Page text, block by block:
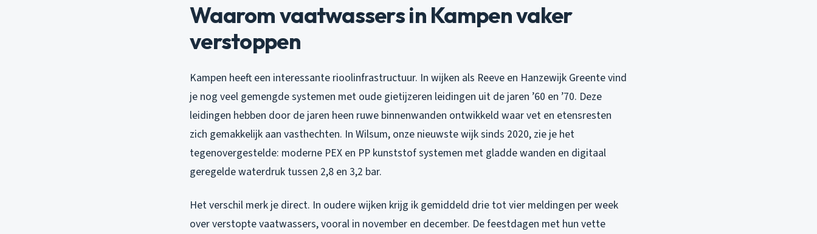
Waarom vaatwassers in Kampen vaker
verstoppen
Kampen heeft een interessante rioolinfrastructuur. In wijken als Reeve en Hanzewijk Greente vind
je nog veel gemengde systemen met oude gietijzeren leidingen uit de jaren ’60 en ’70. Deze
leidingen hebben door de jaren heen ruwe binnenwanden ontwikkeld waar vet en etensresten
zich gemakkelijk aan vasthechten. In Wilsum, onze nieuwste wijk sinds 2020, zie je het
tegenovergestelde: moderne PEX en PP kunststof systemen met gladde wanden en digitaal
geregelde waterdruk tussen 2,8 en 3,2 bar.
Het verschil merk je direct. In oudere wijken krijg ik gemiddeld drie tot vier meldingen per week
over verstopte vaatwassers, vooral in november en december. De feestdagen met hun vette